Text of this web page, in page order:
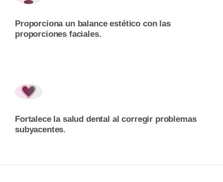
Proporciona un balance estético con las
proporciones faciales.
Fortalece la salud dental al corregir problemas
subyacentes.